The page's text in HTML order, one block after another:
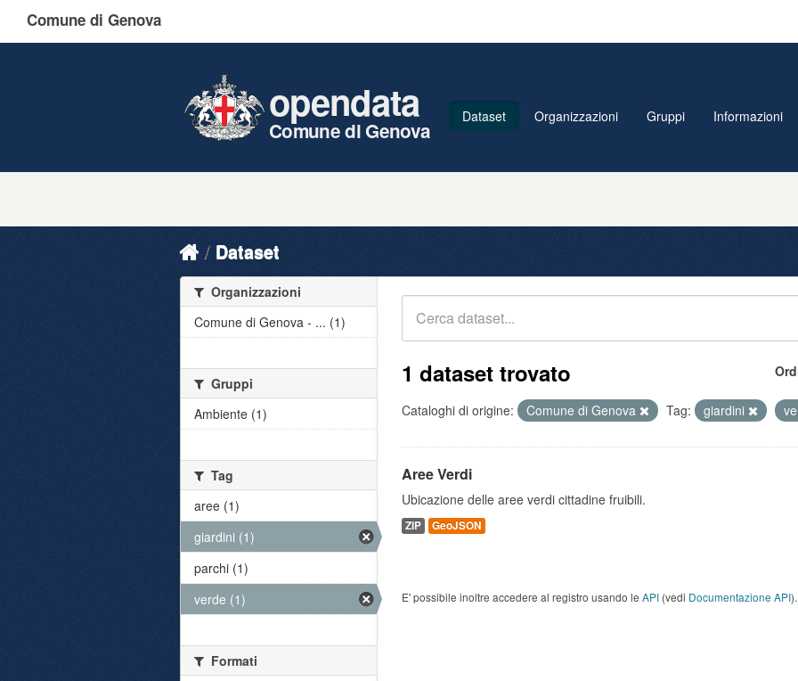
Comune di Genova
opendata
Comune di Genova
Dataset Organizzazioni Gruppi Informazioni
Dataset
1 dataset trovato
Cataloghi di origine: Comune di Genova Tag: giardini
Aree Verdi
Ubicazione delle aree verdi cittadine fruibili.
ZIP GeoJSON
E' possibile inoltre accedere al registro usando le API (vedi Documentazione API).
Organizzazioni
Comune di Genova - ... (1)
Gruppi
Ambiente (1)
Tag
aree (1)
giardini (1)
parchi (1)
verde (1)
Formati